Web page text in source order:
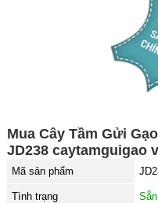
Mua Cây Tầm Gửi
JD238 caytamguigao
Mã sản phẩm
Tình trạng